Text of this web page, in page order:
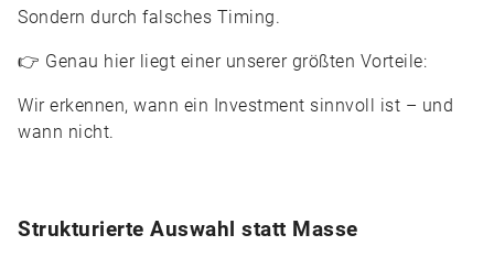
Sondern durch falsches Timing.
👉 Genau hier liegt einer unserer größten Vorteile:
Wir erkennen, wann ein Investment sinnvoll ist – und
wann nicht.
Strukturierte Auswahl statt Masse